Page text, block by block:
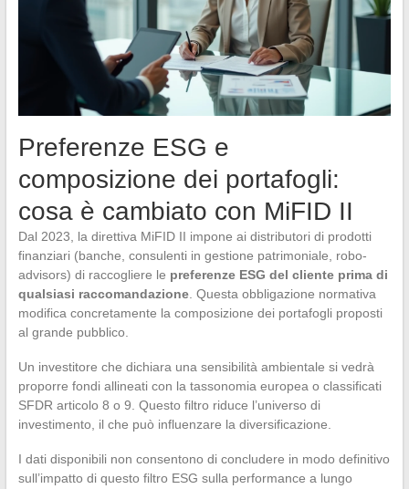
Preferenze ESG e
composizione dei portafogli:
cosa è cambiato con MiFID II
Dal 2023, la direttiva MiFID II impone ai distributori di prodotti
finanziari (banche, consulenti in gestione patrimoniale, robo-
advisors) di raccogliere le preferenze ESG del cliente prima di
qualsiasi raccomandazione. Questa obbligazione normativa
modifica concretamente la composizione dei portafogli proposti
al grande pubblico.
Un investitore che dichiara una sensibilità ambientale si vedrà
proporre fondi allineati con la tassonomia europea o classificati
SFDR articolo 8 o 9. Questo filtro riduce l’universo di
investimento, il che può influenzare la diversificazione.
I dati disponibili non consentono di concludere in modo definitivo
sull’impatto di questo filtro ESG sulla performance a lungo